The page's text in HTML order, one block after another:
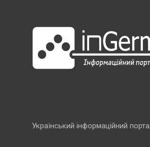
Український інформаційний